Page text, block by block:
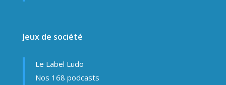
Jeux de société
Le Label Ludo
Nos 168 podcasts